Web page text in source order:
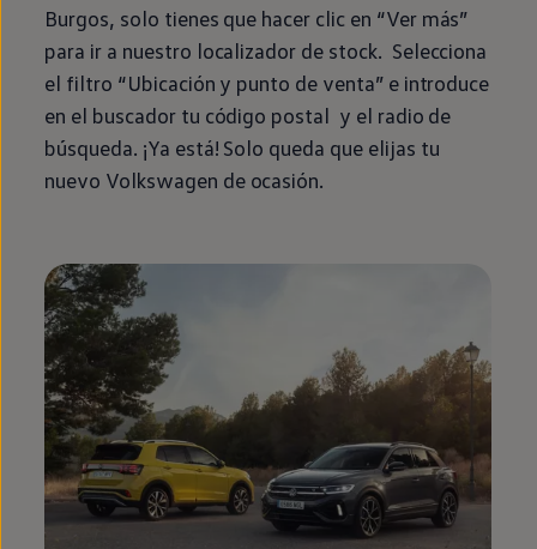
Burgos, solo tienes que hacer clic en “Ver más”
para ir a nuestro localizador de stock. Selecciona
el filtro “Ubicación y punto de venta” e introduce
en el buscador tu código postal y el radio de
búsqueda. ¡Ya está! Solo queda que elijas tu
nuevo Volkswagen de ocasión.